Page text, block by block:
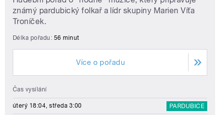
známý pardubický folkař a lídr skupiny Marien Víťa
Troníček.
Délka pořadu: 56 minut
Více o pořadu
Čas vysílání
úterý 18:04, středa 3:00 PARDUBICE